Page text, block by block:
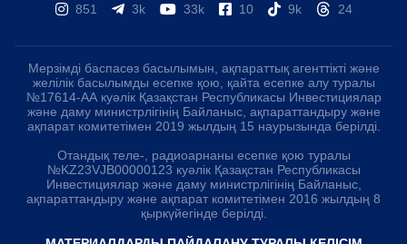
851 3k 33k 10 9k 24
Мерзімді баспасөз басылымын, ақпараттық агенттікті және
желілік басылымды есепке қою, қайта есепке алу туралы
№17614-АА куәлік Қазақстан Республикасы Инвестициялар
және даму министрлігінің Байланыс, ақпараттандыру және
ақпарат комитетімен 2019 жылдың 15 наурызында берілді.
Отандық теле-, радиоарнаны есепке қою туралы
№KZ23VJB00000123 куәлік Қазақстан Республикасы
Инвестициялар және даму министрлігінің Байланыс,
ақпараттандыру және ақпарат комитетімен 2016 жылдың 8
қыркүйегінде берілді.